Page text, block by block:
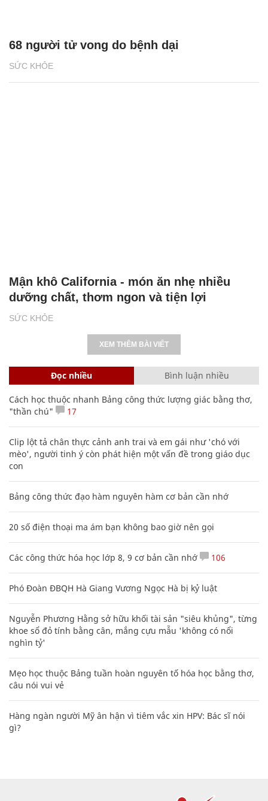
SỨC KHỎE
68 người tử vong do bệnh dại
SỨC KHỎE
Mận khô California - món ăn nhẹ nhiều
dưỡng chất, thơm ngon và tiện lợi
XEM THÊM BÀI VIẾT
Đọc nhiều Bình luận nhiều
Cách học thuộc nhanh Bảng công thức lượng giác bằng thơ,
"thần chú"
17
Clip lột tả chân thực cảnh anh trai và em gái như 'chó với
mèo', người tinh ý còn phát hiện một vấn đề trong giáo dục
con
Bảng công thức đạo hàm nguyên hàm cơ bản cần nhớ
20 số điện thoại ma ám bạn không bao giờ nên gọi
Các công thức hóa học lớp 8, 9 cơ bản cần nhớ 106
Phó Đoàn ĐBQH Hà Giang Vương Ngọc Hà bị kỷ luật
Nguyễn Phương Hằng sở hữu khối tài sản "siêu khủng", từng
khoe sổ đỏ tính bằng cân, mắng cựu mẫu 'không có nổi
nghìn tỷ'
Mẹo học thuộc Bảng tuần hoàn nguyên tố hóa học bằng thơ,
câu nói vui vẻ
Hàng ngàn người Mỹ ân hận vì tiêm vắc xin HPV: Bác sĩ nói
gì?